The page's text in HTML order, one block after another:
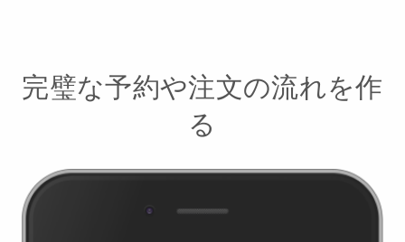
完璧な予約や注文の流れを作
る